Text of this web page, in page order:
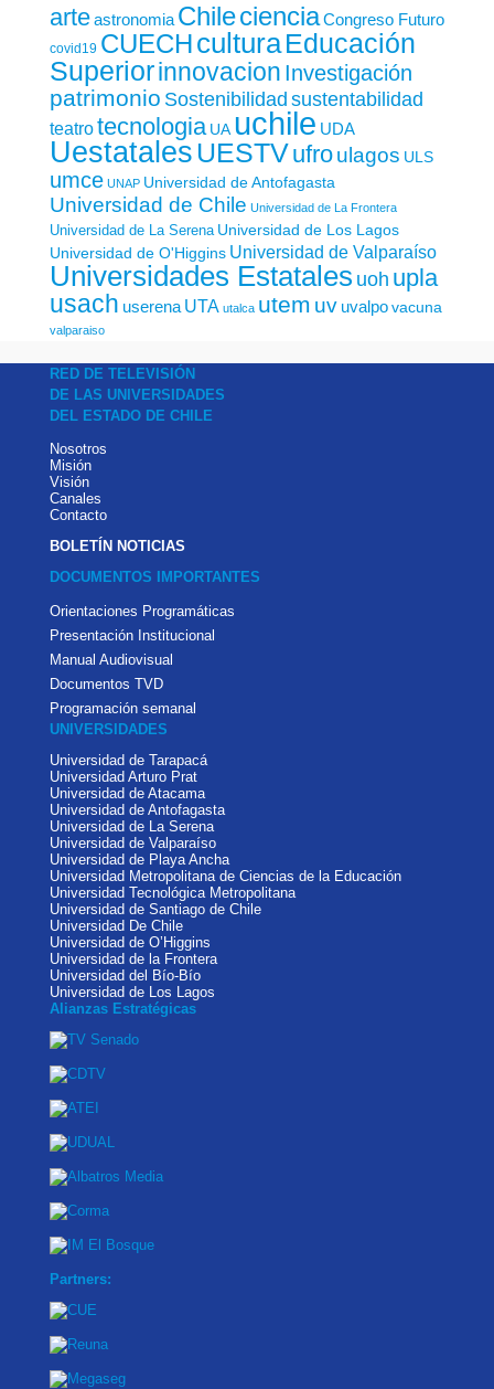
arteastronomia Chileciencia Congreso Futuro
covid19 CUECHculturaEducación
Superiorinnovacion Investigación
patrimonio Sostenibilidad sustentabilidad
teatrotecnologia UA uchile UDA
Uestatales UESTVufroulagos ULS
umce UNAP Universidad de Antofagasta
Universidad de Chile Universidad de La Frontera
Universidad de La Serena Universidad de Los Lagos
Universidad de O'Higgins Universidad de Valparaíso
Universidades Estatales uoh upla
usach userena UTA utalca utem uv uvalpo vacuna
valparaiso
RED DE TELEVISIÓN
DE LAS UNIVERSIDADES
DEL ESTADO DE CHILE
Nosotros
Misión
Visión
Canales
Contacto
BOLETÍN NOTICIAS
DOCUMENTOS IMPORTANTES
Orientaciones Programáticas
Presentación Institucional
Manual Audiovisual
Documentos TVD
Programación semanal
UNIVERSIDADES
Universidad de Tarapacá
Universidad Arturo Prat
Universidad de Atacama
Universidad de Antofagasta
Universidad de La Serena
Universidad de Valparaíso
Universidad de Playa Ancha
Universidad Metropolitana de Ciencias de la Educación
Universidad Tecnológica Metropolitana
Universidad de Santiago de Chile
Universidad De Chile
Universidad de O’Higgins
Universidad de la Frontera
Universidad del Bío-Bío
Universidad de Los Lagos
Alianzas Estratégicas
Partners: